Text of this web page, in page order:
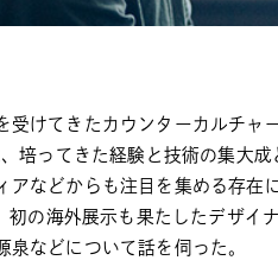
受けてきたカウンターカルチャ
培ってきた経験と技術の集大成
アなどからも注目を集める存在
初の海外展示も果たしたデザイ
などについて話を伺った。